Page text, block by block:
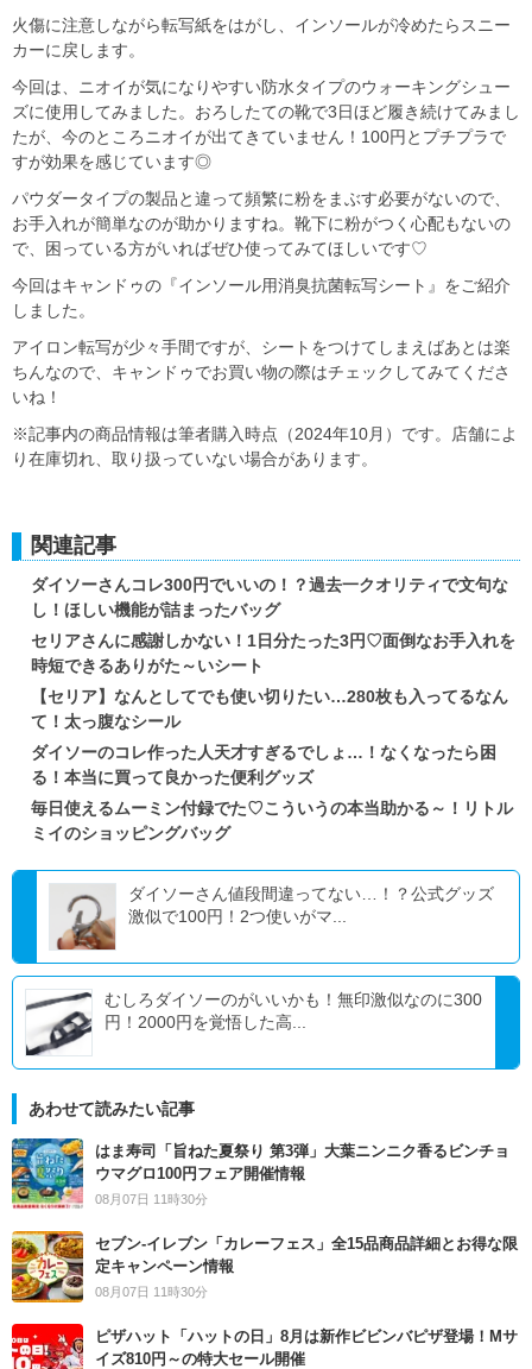
火傷に注意しながら転写紙をはがし、インソールが冷めたらスニー
カーに戻します。
今回は、ニオイが気になりやすい防水タイプのウォーキングシュー
ズに使用してみました。おろしたての靴で3日ほど履き続けてみまし
たが、今のところニオイが出てきていません！100円とプチプラで
すが効果を感じています◎
パウダータイプの製品と違って頻繁に粉をまぶす必要がないので、
お手入れが簡単なのが助かりますね。靴下に粉がつく心配もないの
で、困っている方がいればぜひ使ってみてほしいです♡
今回はキャンドゥの『インソール用消臭抗菌転写シート』をご紹介
しました。
アイロン転写が少々手間ですが、シートをつけてしまえばあとは楽
ちんなので、キャンドゥでお買い物の際はチェックしてみてくださ
いね！
※記事内の商品情報は筆者購入時点（2024年10月）です。店舗によ
り在庫切れ、取り扱っていない場合があります。
関連記事
ダイソーさんコレ300円でいいの！？過去一クオリティで文句な
し！ほしい機能が詰まったバッグ
セリアさんに感謝しかない！1日分たった3円♡面倒なお手入れを
時短できるありがた～いシート
【セリア】なんとしてでも使い切りたい…280枚も入ってるなん
て！太っ腹なシール
ダイソーのコレ作った人天才すぎるでしょ…！なくなったら困
る！本当に買って良かった便利グッズ
毎日使えるムーミン付録でた♡こういうの本当助かる～！リトル
ミイのショッピングバッグ
ダイソーさん値段間違ってない…！？公式グッズ
激似で100円！2つ使いがマ...
むしろダイソーのがいいかも！無印激似なのに300
円！2000円を覚悟した高...
あわせて読みたい記事
はま寿司「旨ねた夏祭り 第3弾」大葉ニンニク香るビンチョ
ウマグロ100円フェア開催情報
08月07日 11時30分
セブン‐イレブン「カレーフェス」全15品商品詳細とお得な限
定キャンペーン情報
08月07日 11時30分
ピザハット「ハットの日」8月は新作ビビンバピザ登場！Mサ
イズ810円～の特大セール開催